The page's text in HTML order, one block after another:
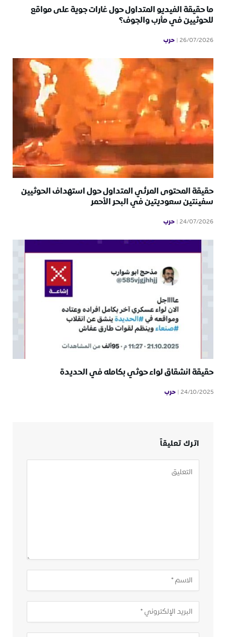
ما حقيقة الفيديو المتداول حول غارات جوية على مواقع
للحوثيين في مأرب والجوف؟
26/07/2026 حرب
حقيقة المحتوى المرئي المتداول حول استهداف الحوثيين
سفينتين سعوديتين في البحر الأحمر
24/07/2026 حرب
حقيقة انشقاق لواء حوثي بكامله في الحديدة
24/10/2025 حرب
اترك تعليقاً